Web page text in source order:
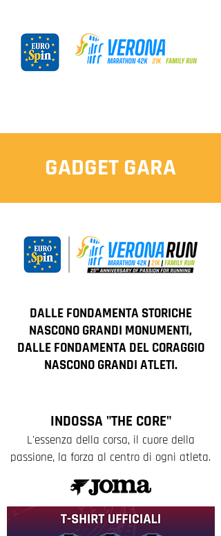
GADGET GARA
DALLE FONDAMENTA STORICHE
NASCONO GRANDI MONUMENTI,
DALLE FONDAMENTA DEL CORAGGIO
NASCONO GRANDI ATLETI.
​INDOSSA "THE CORE"
L'essenza della corsa, il cuore della
passione, la forza al centro di ogni atleta.